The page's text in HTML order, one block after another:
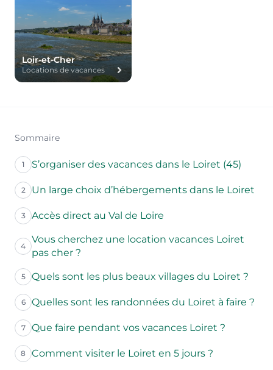
Loir-et-Cher
Locations de vacances
Sommaire
1 S’organiser des vacances dans le Loiret (45)
2 Un large choix d’hébergements dans le Loiret
3 Accès direct au Val de Loire
4
Vous cherchez une location vacances Loiret
pas cher ?
5 Quels sont les plus beaux villages du Loiret ?
6 Quelles sont les randonnées du Loiret à faire ?
7 Que faire pendant vos vacances Loiret ?
8 Comment visiter le Loiret en 5 jours ?